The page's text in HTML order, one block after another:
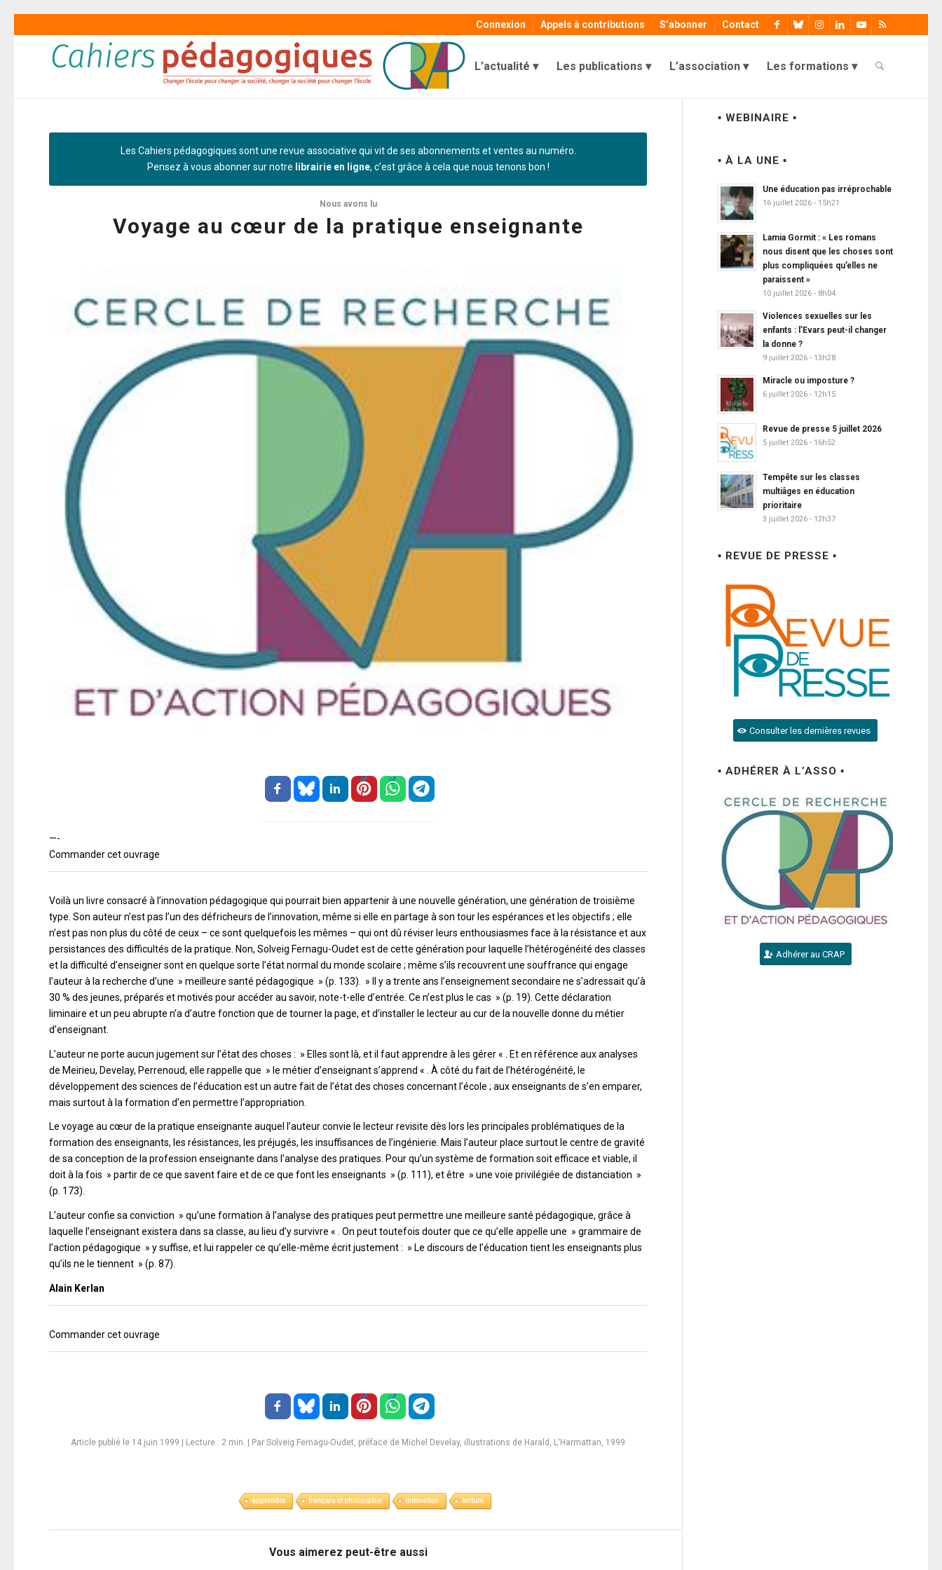
Connexion Appels à contributions S’abonner Contact
L’actualité Les publications L’association Les formations
Les Cahiers pédagogiques sont une revue associative qui vit de ses abonnements et ventes au numéro.
Pensez à vous abonner sur notre librairie en ligne, c’est grâce à cela que nous tenons bon !
Nous avons lu
Voyage au cœur de la pratique enseignante
—-
Commander cet ouvrage
Voilà un livre consacré à l’innovation pédagogique qui pourrait bien appartenir à une nouvelle génération, une génération de troisième
type. Son auteur n’est pas l’un des défricheurs de l’innovation, même si elle en partage à son tour les espérances et les objectifs ; elle
n’est pas non plus du côté de ceux – ce sont quelquefois les mêmes – qui ont dû réviser leurs enthousiasmes face à la résistance et aux
persistances des difficultés de la pratique. Non, Solveig Fernagu-Oudet est de cette génération pour laquelle l’hétérogénéité des classes
et la difficulté d’enseigner sont en quelque sorte l’état normal du monde scolaire ; même s’ils recouvrent une souffrance qui engage
l’auteur à la recherche d’une » meilleure santé pédagogique » (p. 133). » Il y a trente ans l’enseignement secondaire ne s’adressait qu’à
30 % des jeunes, préparés et motivés pour accéder au savoir, note-t-elle d’entrée. Ce n’est plus le cas » (p. 19). Cette déclaration
liminaire et un peu abrupte n’a d’autre fonction que de tourner la page, et d’installer le lecteur au cur de la nouvelle donne du métier
d’enseignant.
L’auteur ne porte aucun jugement sur l’état des choses : » Elles sont là, et il faut apprendre à les gérer « . Et en référence aux analyses
de Meirieu, Develay, Perrenoud, elle rappelle que » le métier d’enseignant s’apprend « . À côté du fait de l’hétérogénéité, le
développement des sciences de l’éducation est un autre fait de l’état des choses concernant l’école ; aux enseignants de s’en emparer,
mais surtout à la formation d’en permettre l’appropriation.
Le voyage au cœur de la pratique enseignante auquel l’auteur convie le lecteur revisite dès lors les principales problématiques de la
formation des enseignants, les résistances, les préjugés, les insuffisances de l’ingénierie. Mais l’auteur place surtout le centre de gravité
de sa conception de la profession enseignante dans l’analyse des pratiques. Pour qu’un système de formation soit efficace et viable, il
doit à la fois » partir de ce que savent faire et de ce que font les enseignants » (p. 111), et être » une voie privilégiée de distanciation »
(p. 173).
L’auteur confie sa conviction » qu’une formation à l’analyse des pratiques peut permettre une meilleure santé pédagogique, grâce à
laquelle l’enseignant existera dans sa classe, au lieu d’y survivre « . On peut toutefois douter que ce qu’elle appelle une » grammaire de
l’action pédagogique » y suffise, et lui rappeler ce qu’elle-même écrit justement : » Le discours de l’éducation tient les enseignants plus
qu’ils ne le tiennent » (p. 87).
Alain Kerlan
Commander cet ouvrage
Article publié le 14 juin 1999 Lecture : 2 min. | Par Solveig Fernagu-Oudet, préface de Michel Develay, illustrations de Harald, L'Harmattan, 1999
apprendre français et philosophie innovation lecture
Vous aimerez peut-être aussi
▪ WEBINAIRE ▪
▪ À LA UNE ▪
Une éducation pas irréprochable
16 juillet 2026 - 15h21
Lamia Gormit : « Les romans
nous disent que les choses sont
plus compliquées qu’elles ne
paraissent »
10 juillet 2026 - 8h04
Violences sexuelles sur les
enfants : l’Evars peut-il changer
la donne ?
9 juillet 2026 - 13h28
Miracle ou imposture ?
6 juillet 2026 - 12h15
Revue de presse 5 juillet 2026
5 juillet 2026 - 16h52
Tempête sur les classes
multiâges en éducation
prioritaire
3 juillet 2026 - 12h37
▪ REVUE DE PRESSE ▪
Consulter les dernières revues
▪ ADHÉRER À L’ASSO ▪
Adhérer au CRAP